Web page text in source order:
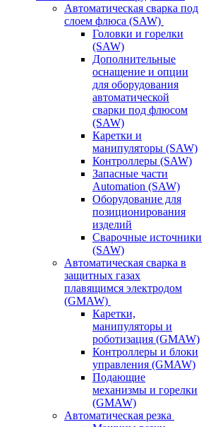
Автоматическая сварка под
слоем флюса (SAW)
Головки и горелки
(SAW)
Дополнительные
оснащение и опции
для оборудования
автоматической
сварки под флюсом
(SAW)
Каретки и
манипуляторы (SAW)
Контроллеры (SAW)
Запасные части
Automation (SAW)
Оборудование для
позиционирования
изделий
Сварочные источники
(SAW)
Автоматическая сварка в
защитных газах
плавящимся электродом
(GMAW)
Каретки,
манипуляторы и
роботизация (GMAW)
Контроллеры и блоки
управления (GMAW)
Подающие
механизмы и горелки
(GMAW)
Автоматическая резка